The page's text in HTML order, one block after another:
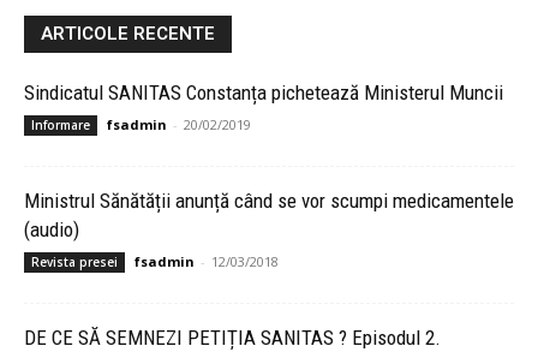
ARTICOLE RECENTE
Sindicatul SANITAS Constanța pichetează Ministerul Muncii
Informare fsadmin - 20/02/2019
Ministrul Sănătății anunță când se vor scumpi medicamentele
(audio)
Revista presei fsadmin - 12/03/2018
DE CE SĂ SEMNEZI PETIȚIA SANITAS ? Episodul 2.